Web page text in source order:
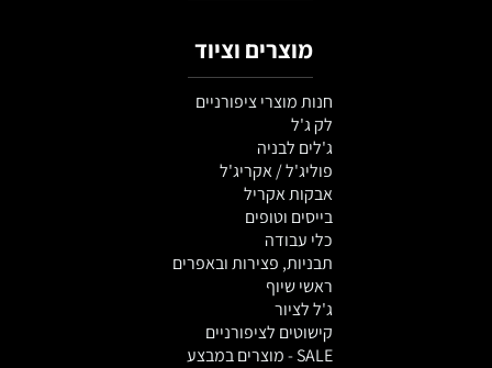
מוצרים וציוד
חנות מוצרי ציפורניים
לק ג'ל
ג'לים לבניה
פוליג'ל / אקריג'ל
אבקות אקריל
בייסים וטופים
כלי עבודה
תבניות, פצירות ובאפרים
ראשי שיוף
ג'ל לציור
קישוטים לציפורניים
SALE - מוצרים במבצע